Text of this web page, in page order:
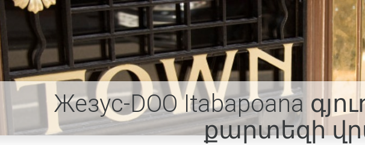
Жезус-DOO Itabapoana
քարտեզի